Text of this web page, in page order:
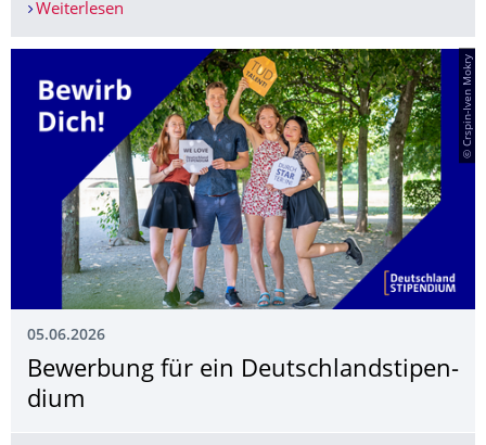
Weiterlesen
© Crspin-Iven Mokry
05.06.2026
Bewerbung für ein Deutschlandstipen­
dium